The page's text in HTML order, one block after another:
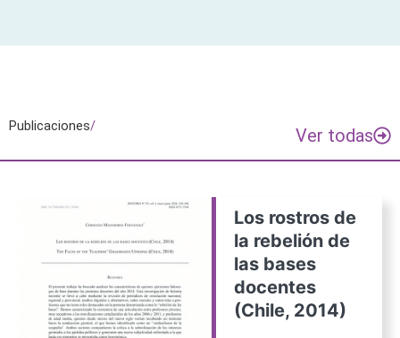
Publicaciones/ Ver todas
Los rostros de
la rebelión de
las bases
docentes
(Chile, 2014)